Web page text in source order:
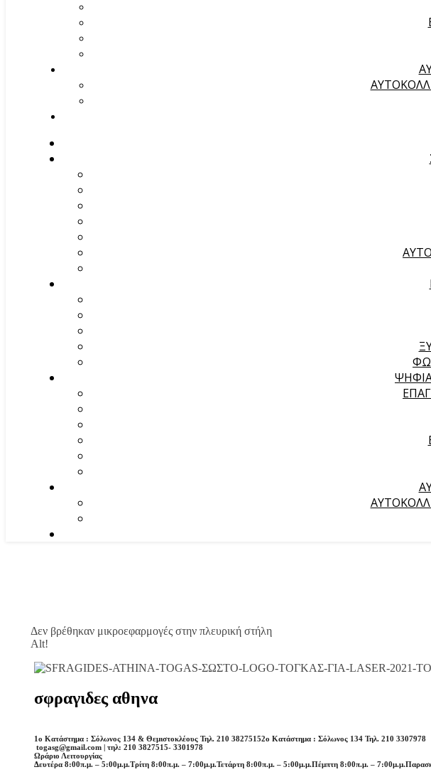
Δεν βρέθηκαν μικροεφαρμογές στην πλευρική στήλη
Alt!
σφραγιδες αθηνα
1o Κατάστημα : Σόλωνος 134 & Θεμιστοκλέους Τηλ. 210 38275152o Κατάστημα : Σόλωνος 134 Τηλ. 210 3307978
togasg@gmail.com | τηλ: 210 3827515- 3301978
Ωράριο Λειτουργίας
Δευτέρα 8:00π.μ. – 5:00μ.μ.Τρίτη 8:00π.μ. – 7:00μ.μ.Τετάρτη 8:00π.μ. – 5:00μ.μ.Πέμπτη 8:00π.μ. – 7:00μ.μ.